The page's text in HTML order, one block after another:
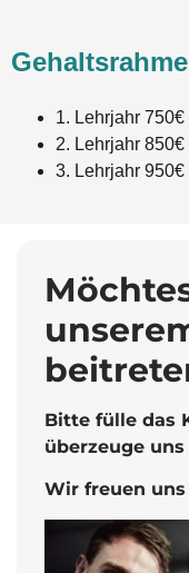
1. Lehrjahr
2. Lehrjahr
3. Lehrjahr
Bitte fülle das
überzeuge
Wir freuen